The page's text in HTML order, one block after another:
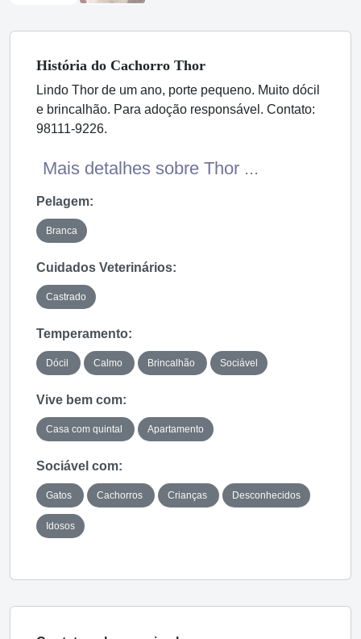
História do Cachorro Thor
Lindo Thor de um ano, porte pequeno. Muito dócil
e brincalhão. Para adoção responsável. Contato:
98111-9226.
Mais detalhes sobre Thor ...
Pelagem:
Branca
Cuidados Veterinários:
Castrado
Temperamento:
Dócil Calmo Brincalhão Sociável
Vive bem com:
Casa com quintal Apartamento
Sociável com:
Gatos Cachorros Crianças Desconhecidos
Idosos